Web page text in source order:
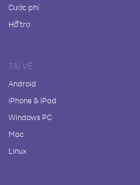
Cước phí
Hỗ trợ
TẢI VỀ
Android
iPhone & iPad
Windows PC
Mac
Linux